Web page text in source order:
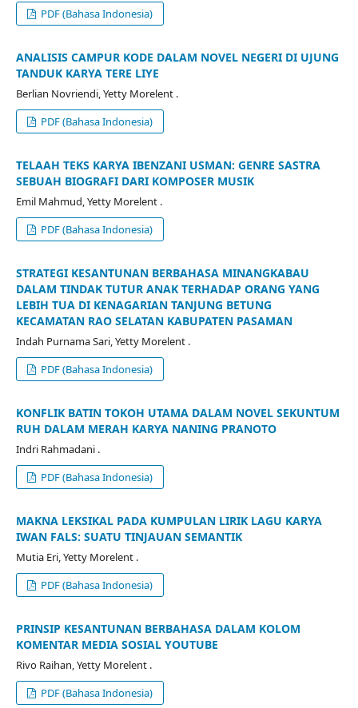
PDF (Bahasa Indonesia)
ANALISIS CAMPUR KODE DALAM NOVEL NEGERI DI UJUNG
TANDUK KARYA TERE LIYE
Berlian Novriendi, Yetty Morelent .
PDF (Bahasa Indonesia)
TELAAH TEKS KARYA IBENZANI USMAN: GENRE SASTRA
SEBUAH BIOGRAFI DARI KOMPOSER MUSIK
Emil Mahmud, Yetty Morelent .
PDF (Bahasa Indonesia)
STRATEGI KESANTUNAN BERBAHASA MINANGKABAU
DALAM TINDAK TUTUR ANAK TERHADAP ORANG YANG
LEBIH TUA DI KENAGARIAN TANJUNG BETUNG
KECAMATAN RAO SELATAN KABUPATEN PASAMAN
Indah Purnama Sari, Yetty Morelent .
PDF (Bahasa Indonesia)
KONFLIK BATIN TOKOH UTAMA DALAM NOVEL SEKUNTUM
RUH DALAM MERAH KARYA NANING PRANOTO
Indri Rahmadani .
PDF (Bahasa Indonesia)
MAKNA LEKSIKAL PADA KUMPULAN LIRIK LAGU KARYA
IWAN FALS: SUATU TINJAUAN SEMANTIK
Mutia Eri, Yetty Morelent .
PDF (Bahasa Indonesia)
PRINSIP KESANTUNAN BERBAHASA DALAM KOLOM
KOMENTAR MEDIA SOSIAL YOUTUBE
Rivo Raihan, Yetty Morelent .
PDF (Bahasa Indonesia)